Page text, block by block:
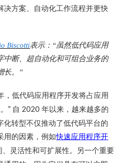
决方案、自动化工作流程并更快
Biscotti表示： “虽然低代码应用
中断、超自动化和可组合业务的
。 ”
，低代码应用程序开发将占应用
” 自 2020年以来，越来越多的
化转型不仅推动了低代码平台的
用的因素，例如快速应用程序开
、灵活性和可扩展性。另一个重要